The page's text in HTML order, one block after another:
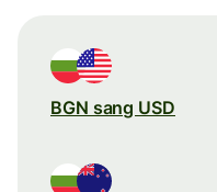
BGN sang USD